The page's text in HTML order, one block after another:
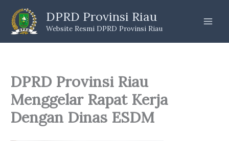
content
DPRD Provinsi Riau
Website Resmi DPRD Provinsi Riau
DPRD Provinsi Riau
Menggelar Rapat Kerja
Dengan Dinas ESDM